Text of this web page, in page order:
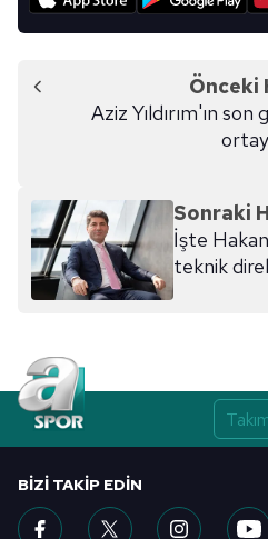
Önceki
Aziz Yıldırım'ın son
Sonraki
İşte
teknik
BIZI TAKIP EDIN